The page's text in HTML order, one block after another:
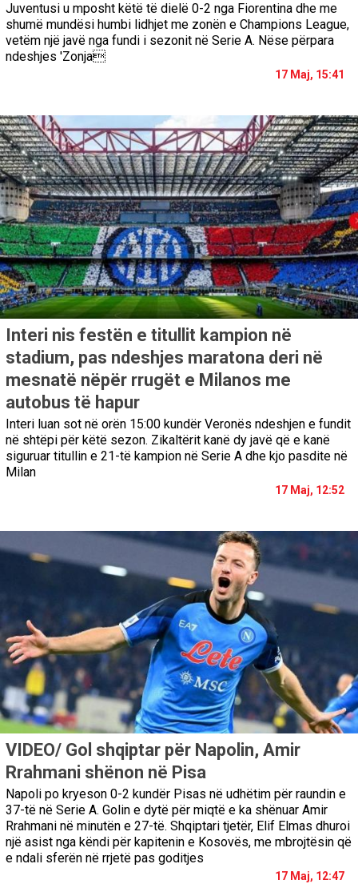
Juventusi u mposht këtë të dielë 0-2 nga Fiorentina dhe me
shumë mundësi humbi lidhjet me zonën e Champions League,
vetëm një javë nga fundi i sezonit në Serie A. Nëse përpara
ndeshjes 'Zonja
17 Maj, 15:41
Interi nis festën e titullit kampion në
stadium, pas ndeshjes maratona deri në
mesnatë nëpër rrugët e Milanos me
autobus të hapur
Interi luan sot në orën 15:00 kundër Veronës ndeshjen e fundit
në shtëpi për këtë sezon. Zikaltërit kanë dy javë që e kanë
siguruar titullin e 21-të kampion në Serie A dhe kjo pasdite në
Milan
17 Maj, 12:52
VIDEO/ Gol shqiptar për Napolin, Amir
Rrahmani shënon në Pisa
Napoli po kryeson 0-2 kundër Pisas në udhëtim për raundin e
37-të në Serie A. Golin e dytë për miqtë e ka shënuar Amir
Rrahmani në minutën e 27-të. Shqiptari tjetër, Elif Elmas dhuroi
një asist nga këndi për kapitenin e Kosovës, me mbrojtësin që
e ndali sferën në rrjetë pas goditjes
17 Maj, 12:47